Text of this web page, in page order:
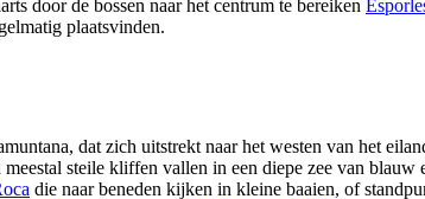
door de bossen naar het centrum te bereiken
plaatsvinden.
, dat zich uitstrekt naar het westen van het
steile kliffen vallen in een diepe zee van
die naar beneden kijken in kleine baaien, of